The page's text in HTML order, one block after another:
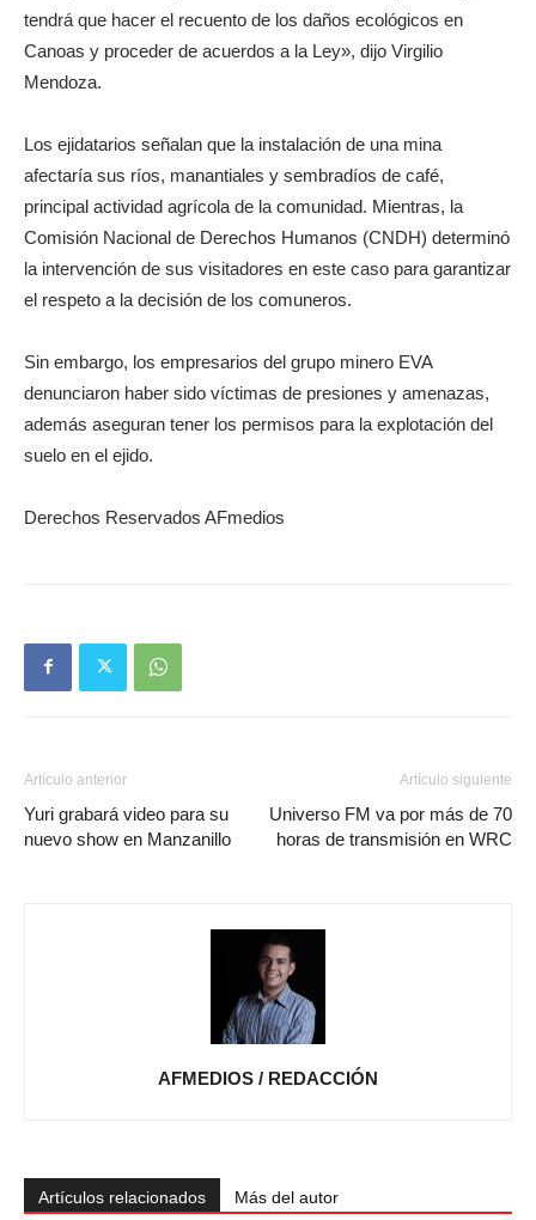
tendrá que hacer el recuento de los daños ecológicos en
Canoas y proceder de acuerdos a la Ley», dijo Virgilio
Mendoza.
Los ejidatarios señalan que la instalación de una mina
afectaría sus ríos, manantiales y sembradíos de café,
principal actividad agrícola de la comunidad. Mientras, la
Comisión Nacional de Derechos Humanos (CNDH) determinó
la intervención de sus visitadores en este caso para garantizar
el respeto a la decisión de los comuneros.
Sin embargo, los empresarios del grupo minero EVA
denunciaron haber sido víctimas de presiones y amenazas,
además aseguran tener los permisos para la explotación del
suelo en el ejido.
Derechos Reservados AFmedios
Artículo anterior
Yuri grabará video para su
nuevo show en Manzanillo
Artículo siguiente
Universo FM va por más de 70
horas de transmisión en WRC
AFMEDIOS / REDACCIÓN
Artículos relacionados Más del autor